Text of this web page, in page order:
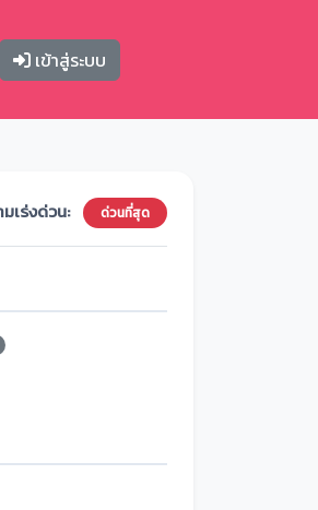
เข้าสู่ระบบ
เร่งด่วน: ด่วนที่สุด